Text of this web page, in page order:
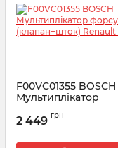
F00VC01355 BOSCH
Мультиплікатор
Renault 1.9 DCI
Артикул: F00VC01355
2 449 грн